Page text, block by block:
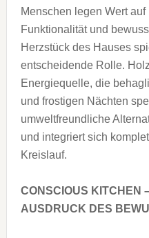
Menschen legen Wert
Funktionalität und
Herzstück des Hauses
entscheidende Rolle.
Energiequelle, die
und frostigen Nächten
umweltfreundliche
und integriert sich
Kreislauf.
CONSCIOUS KITCHEN
AUSDRUCK DES